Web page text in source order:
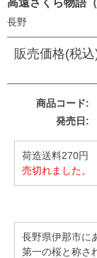
高遠さくら物語（
長野
販売価格(税込
商品コード
発売日
荷造送料270円
売切れました。
長野県伊那市に
第一の桜と称さ